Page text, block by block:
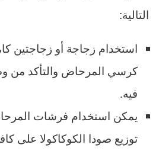
التالية:
استخدام زجاجة أو زجاجتين
كرسي المرحاض والتأكد من
فيه.
يمكن استخدام فرشات
توزيع صودا الكوكاكولا على